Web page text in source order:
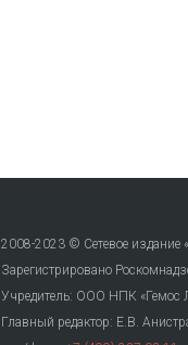
2008-2023 © Сетевое издание
Зарегистрировано
Учредитель: ООО НПК «Гемос
Главный редактор: Е.В.